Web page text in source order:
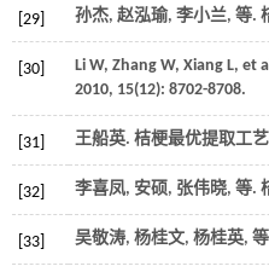
[29] 孙杰, 赵泓瑜, 李小兰, 等.
[30] Li W, Zhang W, Xiang L, et
2010, 15(12): 8702-8708.
[31] 王船英. 桔梗最优提取工
[32] 李喜凤, 安硕, 张伟晓, 等.
[33] 吴敬涛, 杨桂文, 杨桂英, 等